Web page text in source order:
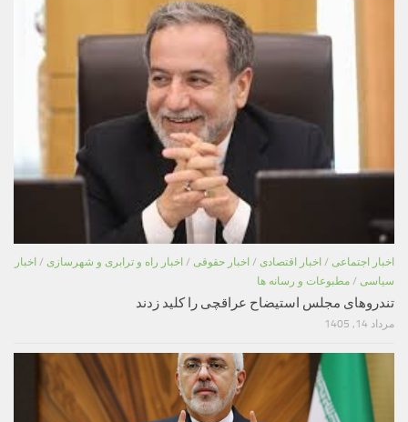
اخبار اجتماعی / اخبار اقتصادی / اخبار حقوقی / اخبار راه و ترابری و شهرسازی / اخبار
سیاسی / مطبوعات و رسانه ها
تندروهای مجلس استیضاح عراقچی را کلید زدند
مرداد 14, 1405